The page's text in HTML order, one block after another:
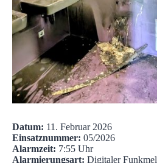
Datum: 11. Februar 2026
Einsatznummer: 05/2026
Alarmzeit: 7:55 Uhr
Alarmierungsart: Digitaler